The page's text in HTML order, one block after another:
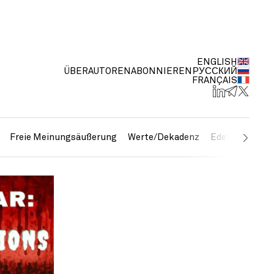
ÜBERAUTOREN ABONNIEREN
ENGLISH
РУССКИЙ
FRANÇAIS
Freie Meinungsäußerung Werte/Dekadenz Edelmetalle